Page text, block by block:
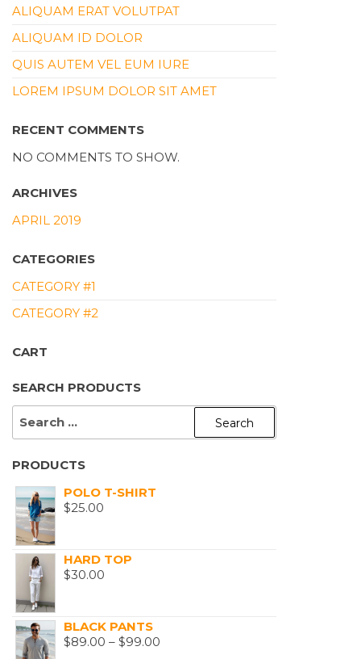
ALIQUAM ERAT VOLUTPAT
ALIQUAM ID DOLOR
QUIS AUTEM VEL EUM IURE
LOREM IPSUM DOLOR SIT AMET
RECENT COMMENTS
NO COMMENTS TO SHOW.
ARCHIVES
APRIL 2019
CATEGORIES
CATEGORY #1
CATEGORY #2
CART
SEARCH PRODUCTS
SEARCH
PRODUCTS
POLO T-SHIRT
$25.00
HARD TOP
$30.00
BLACK PANTS
$89.00 – $99.00